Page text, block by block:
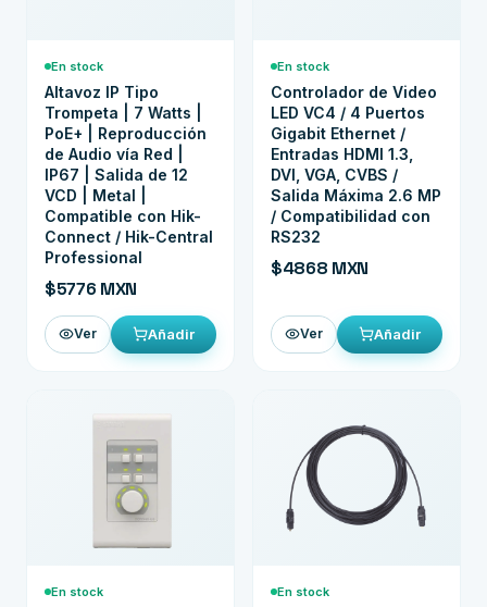
En stock
Altavoz IP Tipo
Trompeta | 7 Watts |
PoE+ | Reproducción
de Audio vía Red |
IP67 | Salida de 12
VCD | Metal |
Compatible con Hik-
Connect / Hik-Central
Professional
$5776 MXN
Ver Añadir
En stock
Controlador de Video
LED VC4 / 4 Puertos
Gigabit Ethernet /
Entradas HDMI 1.3,
DVI, VGA, CVBS /
Salida Máxima 2.6 MP
/ Compatibilidad con
RS232
$4868 MXN
Ver Añadir
En stock En stock